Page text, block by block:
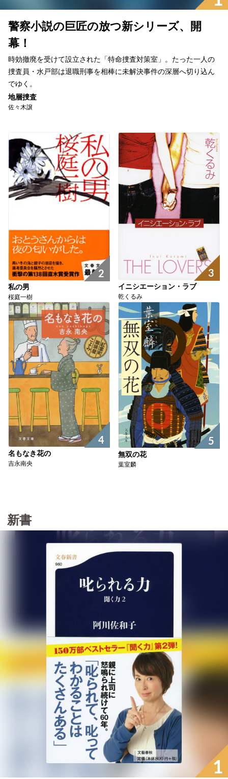
警察小説の巨匠の放つ新シリーズ、開
幕！
時効撤廃を受けて設立された「特命捜査対策室」。たった一人の
捜査員・水戸部は退職刑事を相棒に未解決事件の深層へ切り込ん
でゆく。
地層捜査
佐々木譲
2
私の男
桜庭一樹
3
イニシエーション・ラブ
乾くるみ
4
名もなき花の
吉永南央
5
無双の花
葉室麟
新書
1